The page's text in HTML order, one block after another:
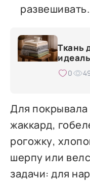
развешивать.
Ткань
0
Для
жаккард,
рогожку,
шерпу или
задачи: для